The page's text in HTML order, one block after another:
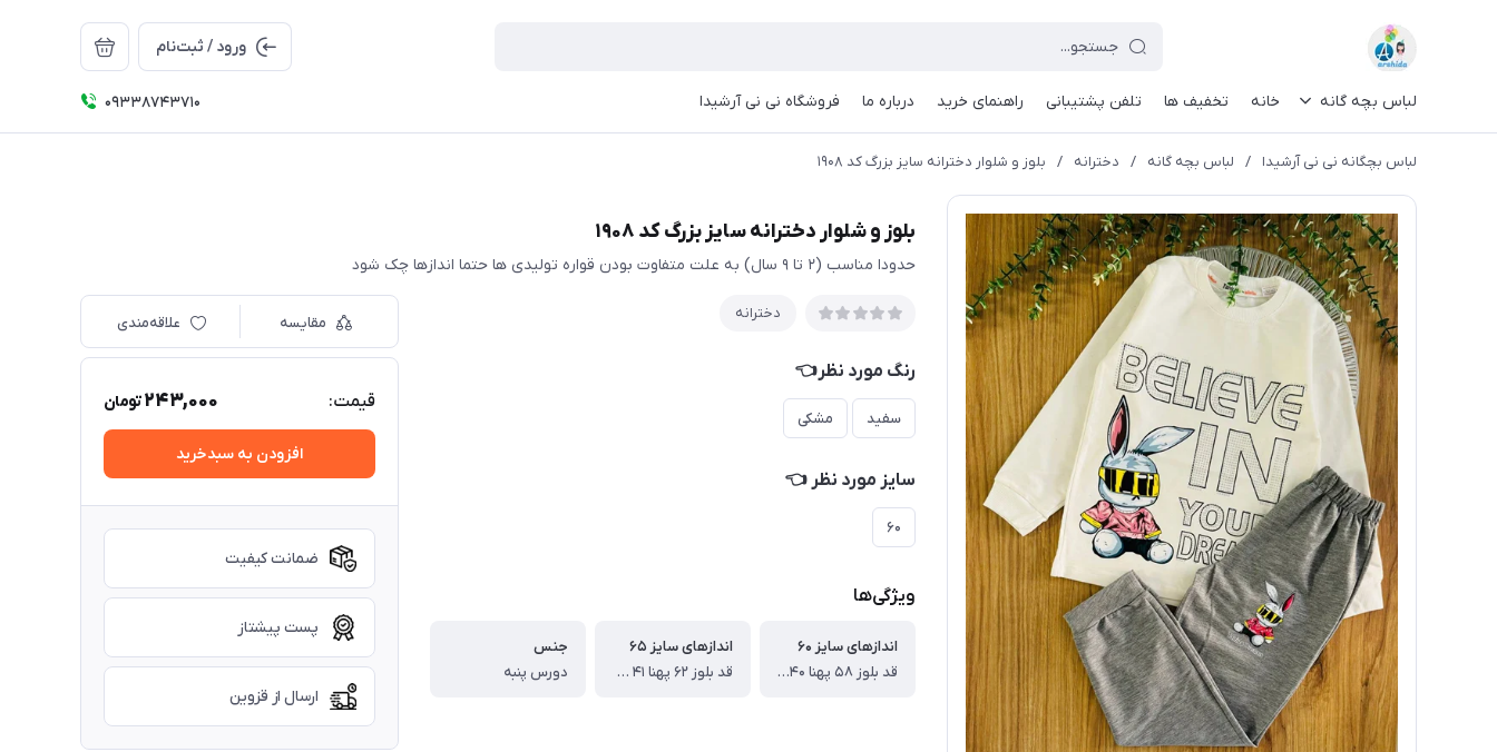
ورود / ثبت‌نام
لباس بچه گانه خانه تخفیف ها تلفن پشتیبانی راهنمای خرید درباره ما فروشگاه نی نی آرشیدا 09338743710
لباس بچگانه نی نی آرشیدا / لباس بچه گانه / دخترانه / بلوز و شلوار دخترانه سایز بزرگ کد ۱۹۰۸
بلوز و شلوار دخترانه سایز بزرگ کد ۱۹۰۸
حدودا مناسب (۲ تا ۹ سال) به علت متفاوت بودن قواره تولیدی ها حتما اندازها چک شود
دخترانه
رنگ مورد نظر👈
سفید مشکی
سایز مورد نظر 👈
۶۰
ویژگی‌ها
اندازهای سایز ۶۰
قد بلوز ۵۸ پهنا ۴۰ قد آستین از دوخت سرشانه ۵۱ قد شلوار ۸۷ سانت
اندازهای سایز ۶۵
قد بلوز ۶۲ پهنا ۴۱ قد آستین از دوخت سرشانه ۵۲ قد شلوار ۹۱ سانت
جنس
دورس پنبه
مقایسه علاقه‌مندی
قیمت: 243,000تومان
افزودن به سبدخرید
ضمانت کیفیت
پست پیشتاز
ارسال از قزوین